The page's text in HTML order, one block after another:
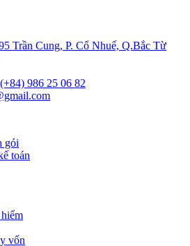
Trần Cung, P. Cổ Nhuế, Q.Bắc Từ
(+84) 986 25 06 82
gói
toán
vốn